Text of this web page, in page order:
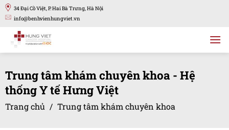
Bỏ
qua
dung
34 Đại Cồ Việt, P. Hai Bà Trưng, Hà Nội
info@benhvienhungviet.vn
Trung tâm khám chuyên khoa - Hệ
thống Y tế Hưng Việt
Trang chủ / Trung tâm khám chuyên khoa